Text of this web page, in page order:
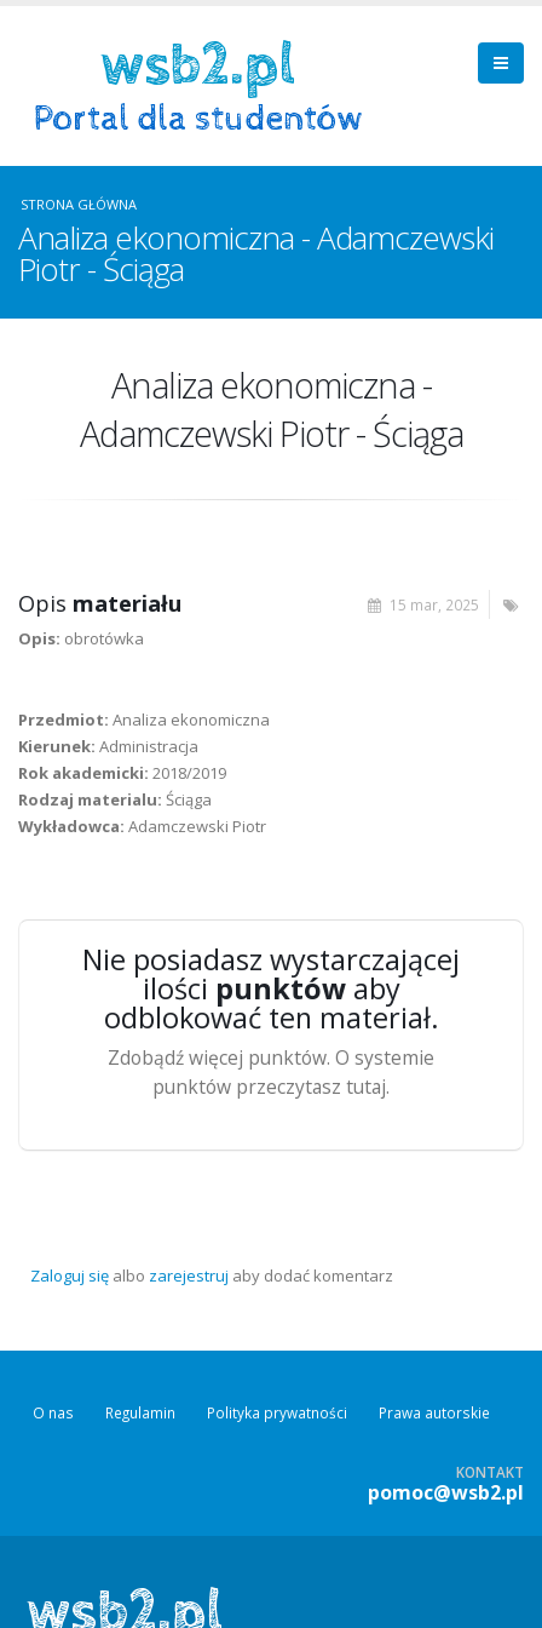
STRONA GŁÓWNA
Analiza ekonomiczna - Adamczewski
Piotr - Ściąga
Analiza ekonomiczna -
Adamczewski Piotr - Ściąga
15 mar, 2025
Opis materiału
Opis: obrotówka
Przedmiot: Analiza ekonomiczna
Kierunek: Administracja
Rok akademicki: 2018/2019
Rodzaj materialu: Ściąga
Wykładowca: Adamczewski Piotr
Nie posiadasz wystarczającej
ilości punktówaby
odblokować ten materiał.
Zdobądź więcej punktów. O systemie
punktów przeczytasz tutaj.
Zaloguj się albo zarejestruj aby dodać komentarz
O nas Regulamin Polityka prywatności Prawa autorskie
KONTAKT
pomoc@wsb2.pl